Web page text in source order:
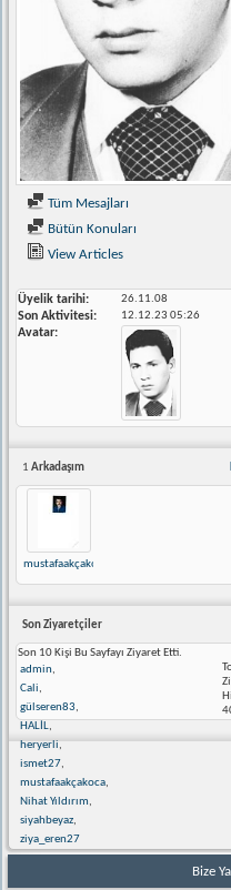
Tüm Mesajları
Bütün Konuları
View Articles
Üyelik tarihi 26.11.08
Son Aktivitesi 12.12.23 05:26
Avatar
1 Arkadaşım
mustafaakçakoca
Son Ziyaretçiler
Son 10 Kişi Bu Sayfayı Ziyaret Etti.
admin,
Cali,
gülseren83,
HALİL,
heryerli,
ismet27,
mustafaakçakoca,
Nihat Yıldırım,
siyahbeyaz,
ziya_eren27
Bize